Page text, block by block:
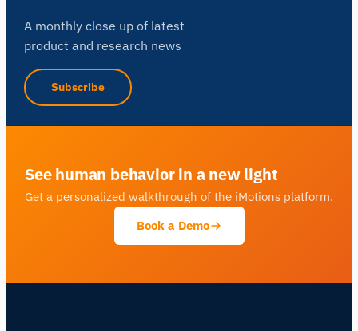
A monthly close up of latest
product and research news
Subscribe
See human behavior in a new light
Get a personalized walkthrough of the iMotions platform.
Book a Demo